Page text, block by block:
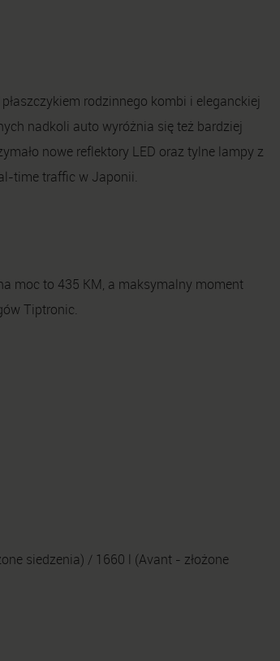
rodzinnego kombi i eleganckiej
nadkoli auto wyróżnia się też bardziej
nowe reflektory LED oraz tylne lampy z
time traffic w Japonii.
moc to 435 KM, a maksymalny moment
Tiptronic.
siedzenia) / 1660 l (Avant - złożone